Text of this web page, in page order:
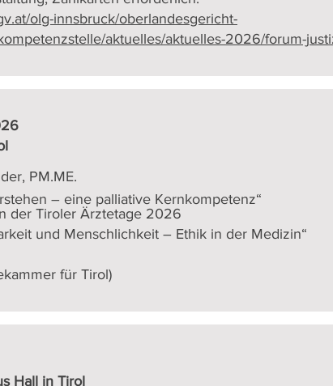
olg-innsbruck/oberlandesgericht-
aktuelles/aktuelles-2026/forum-
PM.ME.
der Tiroler Ärztetage 2026
und Menschlichkeit – Ethik in der Medizin“
für Tirol)
– eine palliative Kernkompetenz“
Hall in Tirol